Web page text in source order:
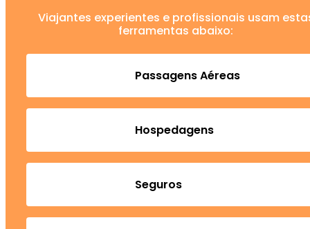
Viajantes experientes e profissionais usam
ferramentas abaixo:
Passagens Aéreas
Hospedagens
Seguros